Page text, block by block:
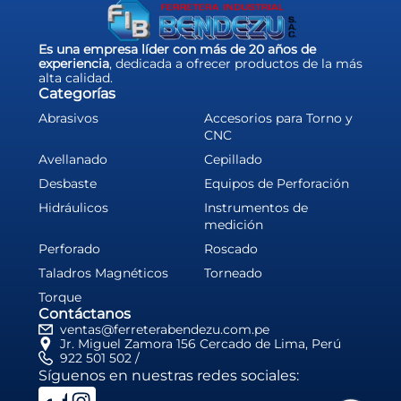
Es una empresa líder con más de 20 años de
experiencia, dedicada a ofrecer productos de la más
alta calidad.
Categorías
Abrasivos
Accesorios para Torno y
CNC
Avellanado
Cepillado
Desbaste
Equipos de Perforación
Hidráulicos
Instrumentos de
medición
Perforado
Roscado
Taladros Magnéticos
Torneado
Torque
Contáctanos
ventas@ferreterabendezu.com.pe
922 501 502 /
Jr. Miguel Zamora 156 Cercado de Lima, Perú
Síguenos en nuestras redes sociales: